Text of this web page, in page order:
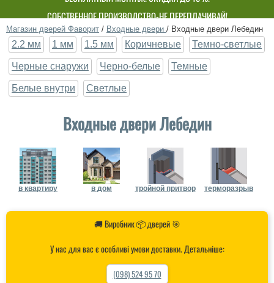
БЕСПЛАТНЫЙ МОНТАЖ! СКИДКА ДО 15%!
СОБСТВЕННОЕ ПРОИЗВОДСТВО-НЕ ПЕРЕПЛАЧИВАЙ!
Магазин дверей Фаворит / Входные двери / Входные двери Лебедин
2.2 мм 1 мм 1.5 мм Коричневые Темно-светлые
Черные снаружи Черно-белые Темные
Белые внутри Светлые
Входные двери Лебедин
в квартиру в дом тройной притвор терморазрыв
🚚 Виробник 📦 дверей 🎯
У нас для вас є особливі умови доставки. Детальніше:
(098) 524 95 70